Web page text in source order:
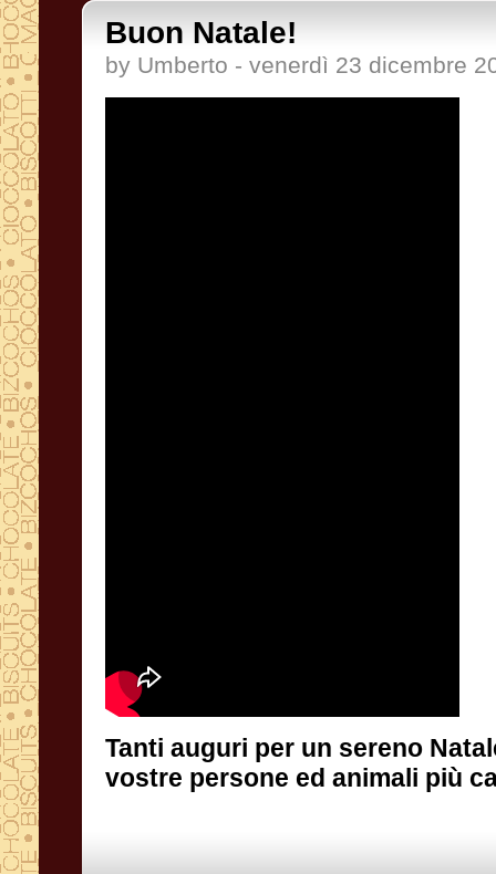
Buon Natale!
by Umberto - venerdì 23 dicembre
Tanti auguri per un sereno
vostre persone ed animali più